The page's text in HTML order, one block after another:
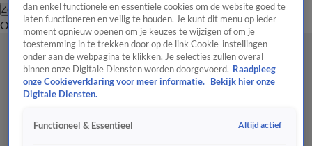
Zoeken
OverzichtRegioUitzendingenWeerTip de redactiePanelVideo's
dan enkel functionele en essentiële cookies om de website goed te
laten functioneren en veilig te houden. Je kunt dit menu op ieder
moment opnieuw openen om je keuzes te wijzigen of om je
toestemming in te trekken door op de link Cookie-instellingen
onder aan de webpagina te klikken. Je selecties zullen overal
binnen onze Digitale Diensten worden doorgevoerd. Raadpleeg
onze Cookieverklaring voor meer informatie.
Bekijk hier onze
Digitale Diensten.
Functioneel & Essentieel Altijd actief